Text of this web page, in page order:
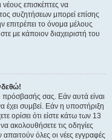
νέους επισκέπτες να
συζητήσεων μπορεί επίσης
επιτρέπει το όνομα μέλους
με κάποιον διαχειριστή του
πρόσβασής σας. Εάν αυτά είναι
συμβεί. Εάν η υποστήριξη
ορίσει ότι είστε κάτω των 13
ακολουθήσετε τις οδηγίες
όλες οι νέες εγγραφές